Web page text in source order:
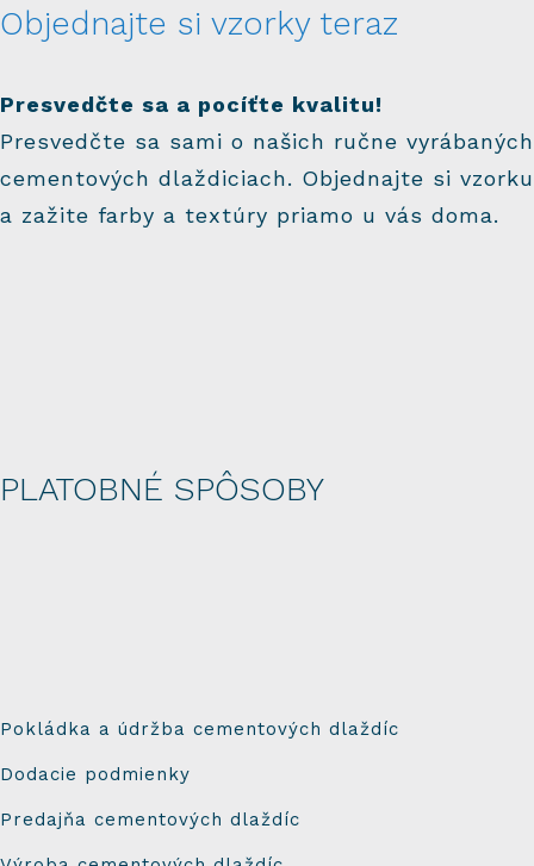
Pokládka a údržba cementových dlaždíc
Dodacie podmienky
Predajňa cementových dlaždíc
Objednajte si vzorky teraz
Presvedčte sa a pocíťte kvalitu!
Presvedčte sa sami o našich ručne vyrábaných
cementových dlaždiciach. Objednajte si vzorku
a zažite farby a textúry priamo u vás doma.
PLATOBNÉ SPÔSOBY